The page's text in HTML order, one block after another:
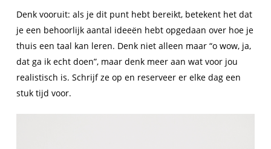
Denk vooruit: als je dit punt hebt bereikt, betekent het dat
je een behoorlijk aantal ideeën hebt opgedaan over hoe je
thuis een taal kan leren. Denk niet alleen maar “o wow, ja,
dat ga ik echt doen”, maar denk meer aan wat voor jou
realistisch is. Schrijf ze op en reserveer er elke dag een
stuk tijd voor.